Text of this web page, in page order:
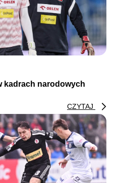
kadrach narodowych
CZYTAJ